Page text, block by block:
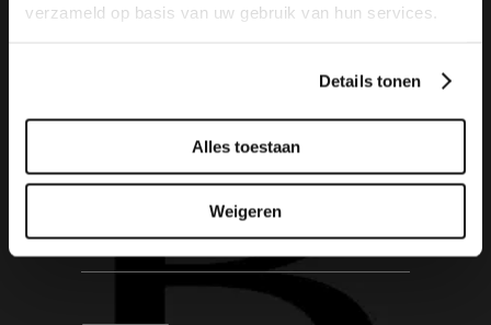
verzameld op basis van uw gebruik van hun services.
Details tonen
Alles toestaan
Weigeren
Meld je aan voor de nieuwsbrief
Mailadres(Vereist)